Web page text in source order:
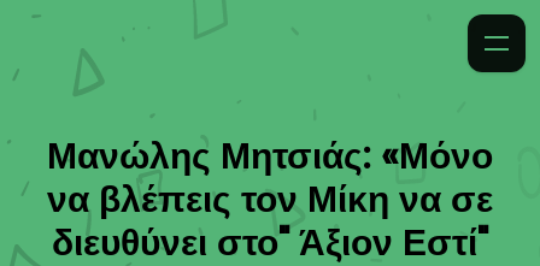
Μανώλης Μητσιάς: «Μόνο
να βλέπεις τον Μίκη να σε
διευθύνει στο" Άξιον Εστί"